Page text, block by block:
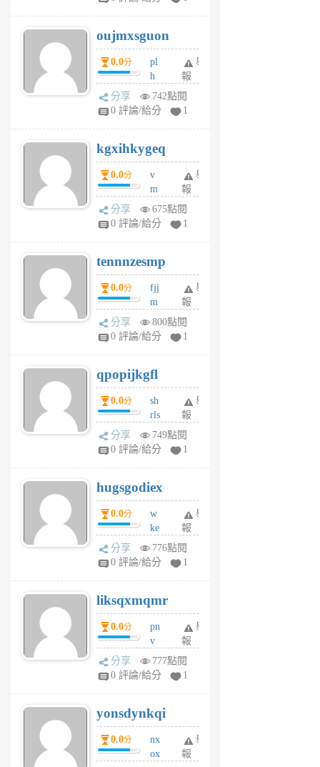
個
月
前
個
月
前
oujmxsguon
0.0分
pl
h
wi
w
6
個
月
前
舉
報
分享
742點閱
0 評論/給分
1
kgxihkygeq
0.0分
v
m
sg
sr
6
個
月
前
舉
報
分享
675點閱
0 評論/給分
1
tennnzesmp
0.0分
fjj
m
w
rs
6
個
月
前
舉
報
分享
800點閱
0 評論/給分
1
qpopijkgfl
0.0分
sh
rls
k
m
6
個
月
前
舉
報
分享
749點閱
0 評論/給分
1
hugsgodiex
0.0分
w
ke
rv
pj
6
個
月
前
舉
報
分享
776點閱
0 評論/給分
1
liksqxmqmr
0.0分
pn
v
wt
sv
6
個
月
前
舉
報
分享
777點閱
0 評論/給分
1
yonsdynkqi
0.0分
nx
ox
舉
報